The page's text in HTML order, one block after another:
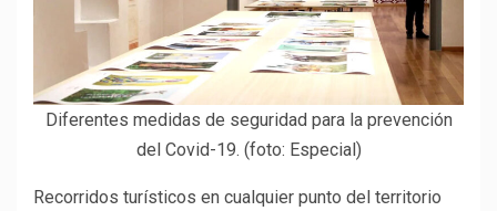
Diferentes medidas de seguridad para la prevención
del Covid-19. (foto: Especial)
Recorridos turísticos en cualquier punto del territorio